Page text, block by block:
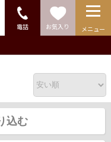
電話 お気入り メニュー
込む